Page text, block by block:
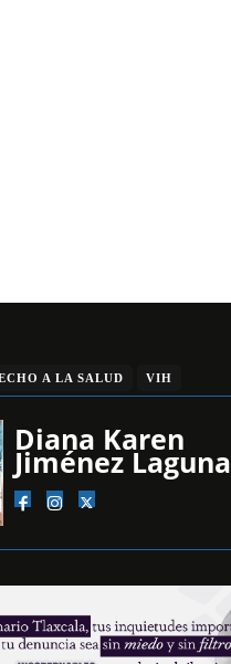
A LA SALUD VIH
Diana Karen
Jiménez Laguna